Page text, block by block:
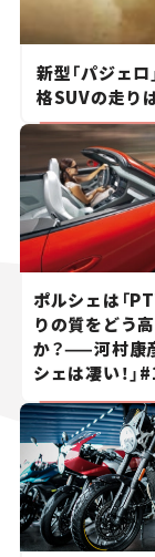
新型「パジェ
格SUVの走り
ポルシェは「
りの質をどう
か？——河村康
シェは凄い！」